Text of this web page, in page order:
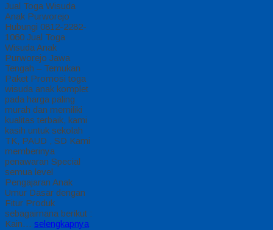
Jual Toga Wisuda
Anak Purworejo
Hubungi 0812-2282-
1060 Jual Toga
Wisuda Anak
Purworejo Jawa
Tengah – Temukan
Paket Promosi toga
wisuda anak komplet
pada harga paling
murah dan memiliki
kualitas terbaik, kami
kasih untuk sekolah
TK, PAUD , SD Kami
memberinya
penawaran Special
semua level
Pengajaran Anak
Umur Dasar dengan
Fitur Produk
sebagaimana berikut :
Kain… selengkapnya